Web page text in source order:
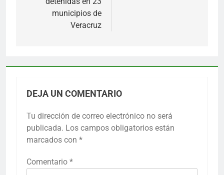
municipios de
Veracruz
DEJA UN COMENTARIO
Tu dirección de correo electrónico no será
publicada. Los campos obligatorios están
marcados con *
Comentario *